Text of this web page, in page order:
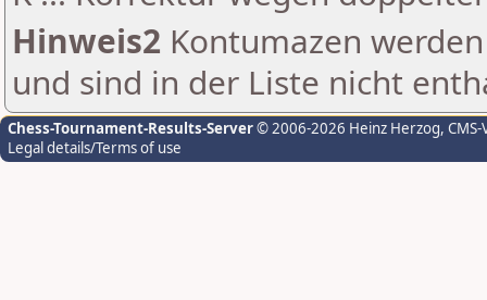
Hinweis2 Kontumazen
und sind in der Liste nicht
Chess-Tournament-Results-Server© 2006-2026 Heinz Herzog,
Legal details/Terms of use